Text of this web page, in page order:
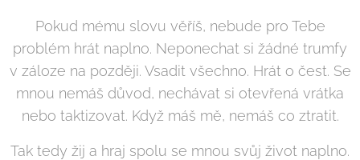
Pokud mému slovu věříš, nebude pro Tebe
problém hrát naplno. Neponechat si žádné trumfy
v záloze na později. Vsadit všechno. Hrát o čest. Se
mnou nemáš důvod, nechávat si otevřená vrátka
nebo taktizovat. Když máš mě, nemáš co ztratit.
Tak tedy žij a hraj spolu se mnou svůj život naplno.